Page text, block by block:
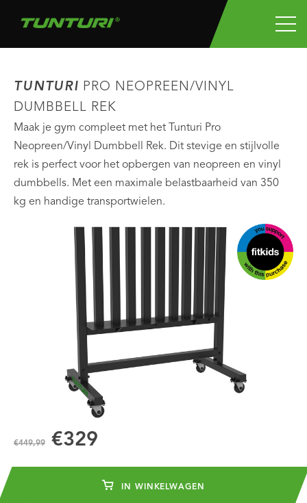
TUNTURI PRO NEOPREEN/VINYL
DUMBBELL REK
Maak je gym compleet met het Tunturi Pro
Neopreen/Vinyl Dumbbell Rek. Dit stevige en stijlvolle
rek is perfect voor het opbergen van neopreen en vinyl
dumbbells. Met een maximale belastbaarheid van 350
kg en handige transportwielen.
€449,99 €329
IN WINKELWAGEN